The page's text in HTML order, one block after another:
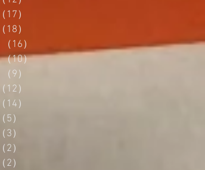
（17）
（18）
（16）
（10）10件の記事
（9）
（12）
（14）
（5）
（3）
（2）
（2）